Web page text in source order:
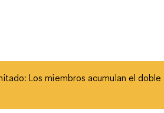
Los miembros acumulan el